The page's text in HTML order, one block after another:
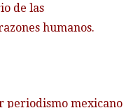
de las
humanos.
periodismo mexicano